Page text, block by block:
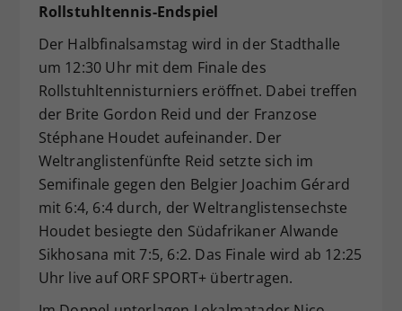
Rollstuhltennis-Endspiel
Der Halbfinalsamstag wird in der Stadthalle
um 12:30 Uhr mit dem Finale des
Rollstuhltennisturniers eröffnet. Dabei treffen
der Brite Gordon Reid und der Franzose
Stéphane Houdet aufeinander. Der
Weltranglistenfünfte Reid setzte sich im
Semifinale gegen den Belgier Joachim Gérard
mit 6:4, 6:4 durch, der Weltranglistensechste
Houdet besiegte den Südafrikaner Alwande
Sikhosana mit 7:5, 6:2. Das Finale wird ab 12:25
Uhr live auf ORF SPORT+ übertragen.